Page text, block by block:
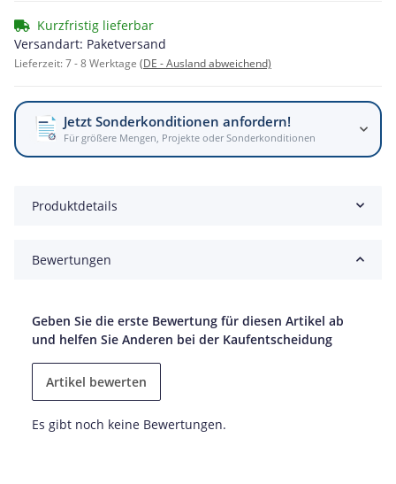
Kurzfristig lieferbar
Versandart: Paketversand
Lieferzeit:7 - 8 Werktage (DE - Ausland abweichend)
Jetzt Sonderkonditionen anfordern!
Für größere Mengen, Projekte oder Sonderkonditionen
Produktdetails
Bewertungen
Geben Sie die erste Bewertung für diesen Artikel ab
und helfen Sie Anderen bei der Kaufentscheidung
Artikel bewerten
Es gibt noch keine Bewertungen.